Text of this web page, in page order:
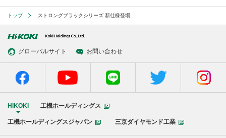
トップ ストロングブラックシリーズ 新仕様登場
グローバルサイト お問い合わせ
HiKOKI 工機ホールディングス
工機ホールディングスジャパン 三京ダイヤモンド工業